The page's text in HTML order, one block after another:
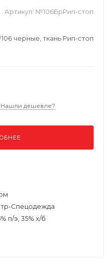
Артикул: №106БрРип-стоп
черные, ткань Рип-стоп
Нашли дешевле?
Спецодежда
п/э, 35% х/б